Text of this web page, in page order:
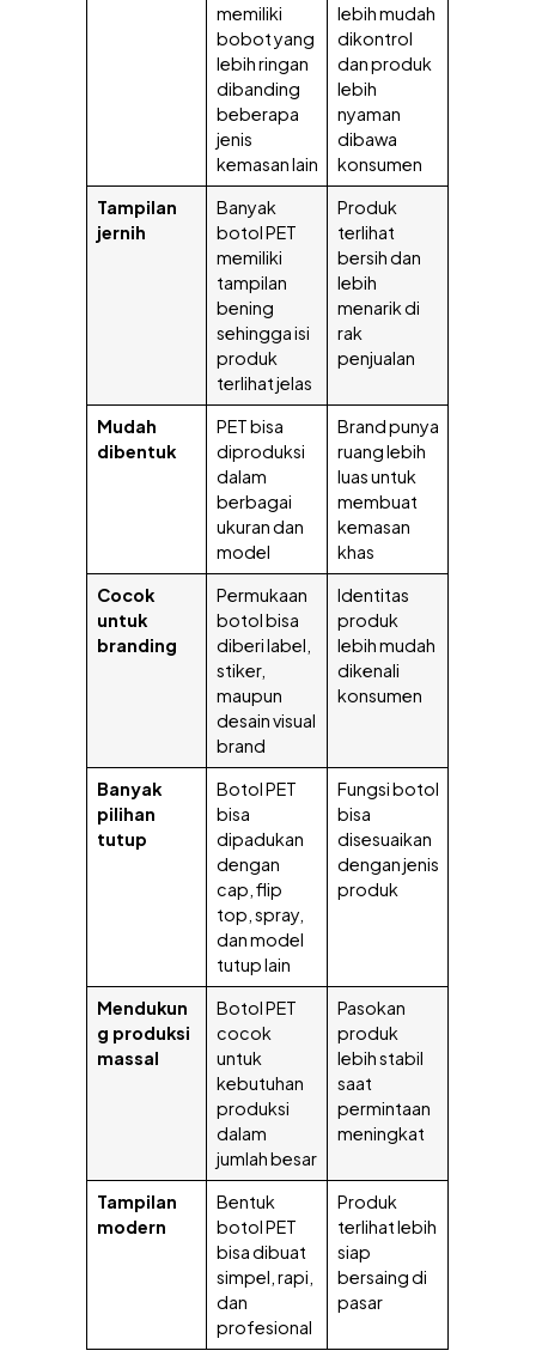
memiliki
bobot yang
lebih ringan
dibanding
beberapa
jenis
kemasan lain
lebih mudah
dikontrol
dan produk
lebih
nyaman
dibawa
konsumen
Tampilan
jernih
Banyak
botol PET
memiliki
tampilan
bening
sehingga isi
produk
terlihat jelas
Produk
terlihat
bersih dan
lebih
menarik di
rak
penjualan
Mudah
dibentuk
PET bisa
diproduksi
dalam
berbagai
ukuran dan
model
Brand punya
ruang lebih
luas untuk
membuat
kemasan
khas
Cocok
untuk
branding
Permukaan
botol bisa
diberi label,
stiker,
maupun
desain visual
brand
Identitas
produk
lebih mudah
dikenali
konsumen
Banyak
pilihan
tutup
Botol PET
bisa
dipadukan
dengan
cap, flip
top, spray,
dan model
tutup lain
Fungsi botol
bisa
disesuaikan
dengan jenis
produk
Mendukun
g produksi
massal
Botol PET
cocok
untuk
kebutuhan
produksi
dalam
jumlah besar
Pasokan
produk
lebih stabil
saat
permintaan
meningkat
Tampilan
modern
Bentuk
botol PET
bisa dibuat
simpel, rapi,
dan
profesional
Produk
terlihat lebih
siap
bersaing di
pasar